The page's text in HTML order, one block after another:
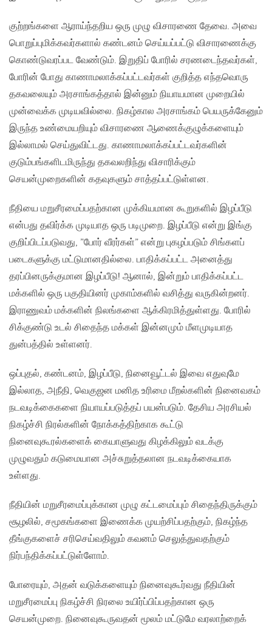
குற்றங்களை ஆராய்ந்தறிய ​​ஒரு முழு விசாரணை தேவை. அவை
பொறுப்புமிக்கவர்களால் கண்டனம் செய்யப்பட்டு விசாரணைக்கு
கொண்டுவரப்பட வேண்டும். இறுதிப் போரில் சரணடைந்தவர்கள்,
போரின் போது காணாமலாக்கப்பட்டவர்கள் குறித்த எந்தவொரு
தகவலையும் அரசாங்கத்தால் இன்னும் நியாயமான முறையில்
முன்வைக்க முடியவில்லை. நிகழ்கால அரசாங்கம் பெயருக்கேனும்
இருந்த உண்மையறியும் விசாரணை ஆணைக்குழுக்களையும்
இல்லாமல் செய்துவிட்டது. காணாமலாக்கப்பட்டவர்களின்
குடும்பங்களிடமிருந்து தகவலறிந்து விசாரிக்கும்
செயன்முறைகளின் கதவுகளும் சாத்தப்பட்டுள்ளன.
நீதியை மறுசீரமைப்பதற்கான முக்கியமான கூறுகளில் இழப்பீடு
என்பது தவிர்க்க முடியாத ஒரு படிமுறை. இழப்பீடு என்று இங்கு
குறிப்பிடப்படுவது, ”போர் வீரர்கள்” என்று புகழப்படும் சிங்களப்
படைகளுக்கு மட்டுமானதில்லை. பாதிக்கப்பட்ட அனைத்து
தரப்பினருக்குமான இழப்பீடு! ஆனால், இன்றும் பாதிக்கப்பட்ட
மக்களில் ஒரு பகுதியினர் முகாம்களில் வசித்து வருகின்றனர்.
இராணுவம் மக்களின் நிலங்களை ஆக்கிரமித்துள்ளது. போரில்
சிக்குண்டு உடல் சிதைந்த மக்கள் இன்னமும் மீளமுடியாத
துன்பத்தில் உள்ளனர்.
ஒப்புதல், கண்டனம், இழப்பீடு, நினைவூட்டல் இவை எதுவுமே
இல்லாத, அநீதி, வெகுஜன மனித உரிமை மீறல்களின் நினைவகம்
நடவடிக்கைகளை நியாயப்படுத்தப் பயன்படும். தேசிய அரசியல்
நிகழ்ச்சி நிரல்களின் நோக்கத்திற்காக கூட்டு
நினைவுகூரல்களைக் கையாளுவது கிழக்கிலும் வடக்கு
முழுவதும் கடுமையான அச்சுறுத்தலான நடவடிக்கையாக
உள்ளது.
நீதியின் மறுசீரமைப்புக்கான முழு கட்டமைப்பும் சிதைந்திருக்கும்
சூழலில், சமூகங்களை இணைக்க முயற்சிப்பதற்கும், நிகழ்ந்த
தீங்குகளைச் சரிசெய்வதிலும் கவனம் செலுத்துவதற்கும்
நிர்பந்திக்கப்பட்டுள்ளோம்.
போரையும், அதன் வடுக்களையும் நினைவுகூர்வது நீதியின்
மறுசீரமைப்பு நிகழ்ச்சி நிரலை உயிர்ப்பிப்பதற்கான ஒரு
செயன்முறை. நினைவுகூருவதன் மூலம் மட்டுமே வரலாற்றைக்